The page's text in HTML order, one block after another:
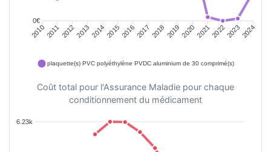
0€
20102011201220132014201520162017 2018 201920202021202220232024
plaquette(s) PVC polyéthylène PVDC aluminium de 30 comprimé(s)
Coût total pour l'Assurance Maladie pour chaque
conditionnement du médicament
6.23k